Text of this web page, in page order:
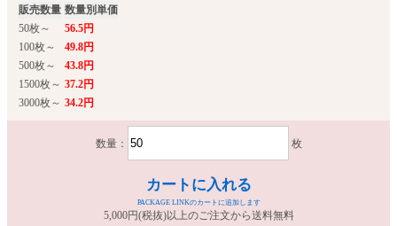
販売数量 数量別単価
50枚～
56.5円
100枚～
49.8円
500枚～
43.8円
1500枚～ 37.2円
3000枚～ 34.2円
数量： 枚
カートに入れる
PACKAGE LINKのカートに追加します
5,000円(税抜)以上のご注文から送料無料